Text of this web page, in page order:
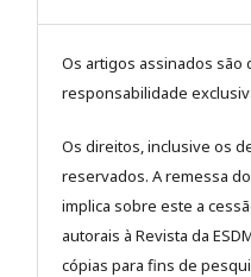
Os artigos assinados são
responsabilidade
Os direitos, inclusive os
reservados. A remessa
implica sobre este a
autorais à Revista da
cópias para fins de